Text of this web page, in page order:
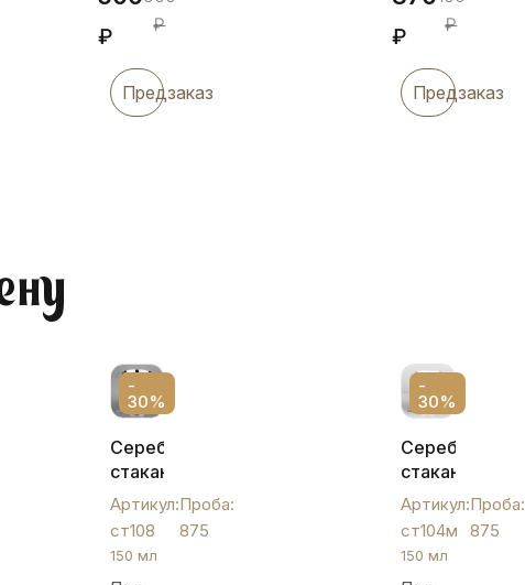
₽
₽
Предзаказ
₽
₽
Предзаказ
-
30%
Серебряный
стакан
с
черненым
узором,
150
Артикул:
ст108
Проба:
875
150 мл
-
30%
Серебряный
стакан
«Краса»,
ст104м
Артикул:
ст104м
Проба:
875
150 мл